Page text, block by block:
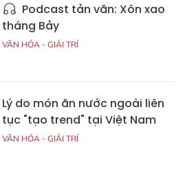
Podcast tản văn: Xôn xao
tháng Bảy
VĂN HÓA - GIẢI TRÍ
Lý do món ăn nước ngoài liên
tục "tạo trend" tại Việt Nam
VĂN HÓA - GIẢI TRÍ